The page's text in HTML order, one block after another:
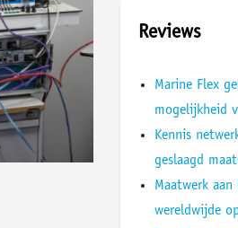
Reviews
Marine Flex
mogelijkheid
Kennis
geslaagd
Maatwerk
wereldwijde